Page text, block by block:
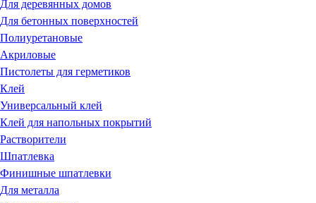
Для деревянных домов
Для бетонных поверхностей
Полиуретановые
Акриловые
Пистолеты для герметиков
Клей
Универсальный клей
Клей для напольных покрытий
Растворители
Шпатлевка
Финишные шпатлевки
Для металла